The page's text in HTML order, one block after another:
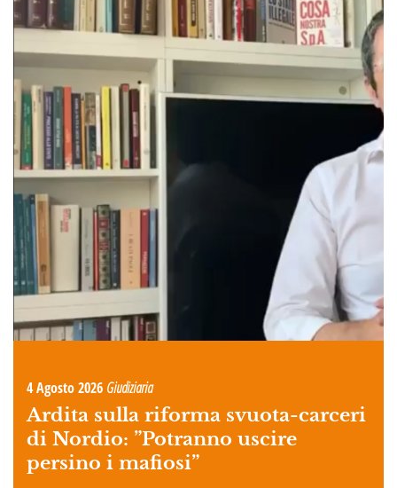
4 Agosto 2026 Giudiziaria
Ardita sulla riforma svuota-carceri
di Nordio: ”Potranno uscire
persino i mafiosi”